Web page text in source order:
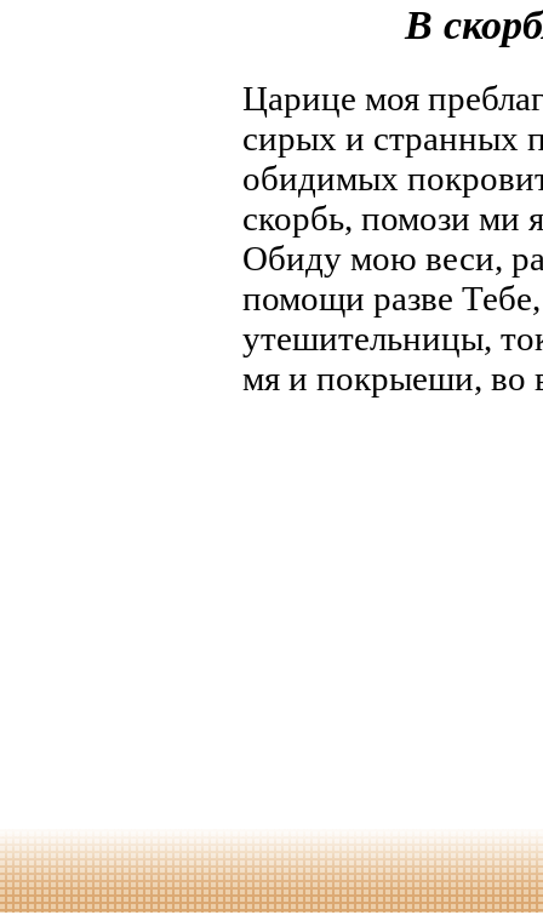
В
Царице моя
сирых и странных
обидимых
скорбь, помози ми
Обиду мою веси,
помощи разве
утешительницы,
мя и покрыеши, во